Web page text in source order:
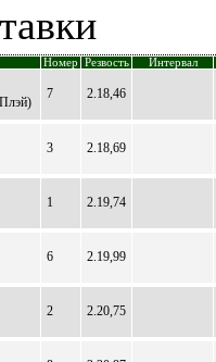
Номер Резвость Интервал
7 2.18,46
3 2.18,69
1 2.19,74
6 2.19,99
2 2.20,75